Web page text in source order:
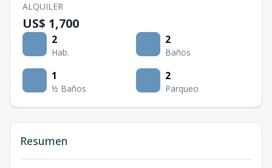
ALQUILER
US$ 1,700
2
Hab.
2
Baños
1
½ Baños
2
Parqueo
Resumen